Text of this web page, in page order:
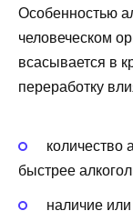
Особенностью
человеческом
всасывается в
переработку
количество
быстрее
наличие